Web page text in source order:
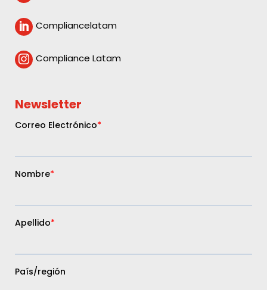
 Compliancelatam
 Compliance Latam
Newsletter